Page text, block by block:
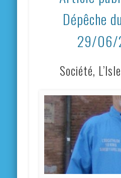
Dépêche
29/06/
Société,